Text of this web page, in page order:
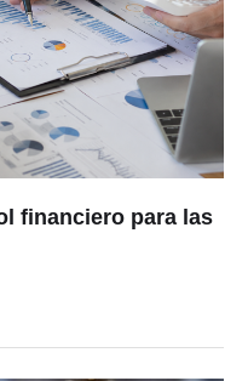
financiero para las